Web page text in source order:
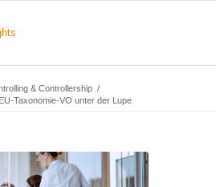
& Controllership /
Taxonomie-VO unter der Lupe